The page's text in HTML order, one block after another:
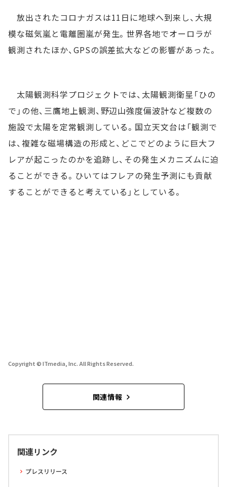
放出されたコロナガスは11日に地球へ到来し、大規
模な磁気嵐と電離圏嵐が発生。世界各地でオーロラが
観測されたほか、GPSの誤差拡大などの影響があった。
太陽観測科学プロジェクトでは、太陽観測衛星「ひの
で」の他、三鷹地上観測、野辺山強度偏波計など複数の
施設で太陽を定常観測している。国立天文台は「観測で
は、複雑な磁場構造の形成と、どこでどのように巨大フ
レアが起こったのかを追跡し、その発生メカニズムに迫
ることができる。ひいてはフレアの発生予測にも貢献
することができると考えている」としている。
Copyright © ITmedia, Inc. All Rights Reserved.
関連情報
関連リンク
プレスリリース